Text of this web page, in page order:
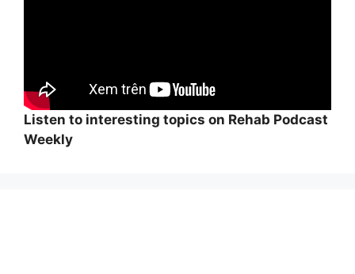
Listen to interesting topics on Rehab Podcast
Weekly